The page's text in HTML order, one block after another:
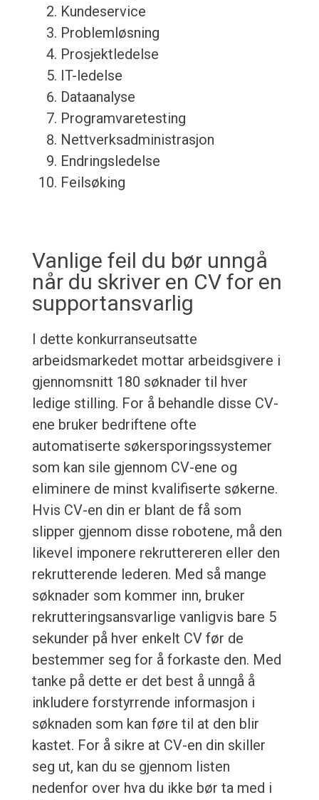
Kundeservice
Problemløsning
Prosjektledelse
IT-ledelse
Dataanalyse
Programvaretesting
Nettverksadministrasjon
Endringsledelse
Feilsøking
Vanlige feil du bør unngå
når du skriver en CV for en
supportansvarlig
I dette konkurranseutsatte
arbeidsmarkedet mottar arbeidsgivere i
gjennomsnitt 180 søknader til hver
ledige stilling. For å behandle disse CV-
ene bruker bedriftene ofte
automatiserte søkersporingssystemer
som kan sile gjennom CV-ene og
eliminere de minst kvalifiserte søkerne.
Hvis CV-en din er blant de få som
slipper gjennom disse robotene, må den
likevel imponere rekruttereren eller den
rekrutterende lederen. Med så mange
søknader som kommer inn, bruker
rekrutteringsansvarlige vanligvis bare 5
sekunder på hver enkelt CV før de
bestemmer seg for å forkaste den. Med
tanke på dette er det best å unngå å
inkludere forstyrrende informasjon i
søknaden som kan føre til at den blir
kastet. For å sikre at CV-en din skiller
seg ut, kan du se gjennom listen
nedenfor over hva du ikke bør ta med i